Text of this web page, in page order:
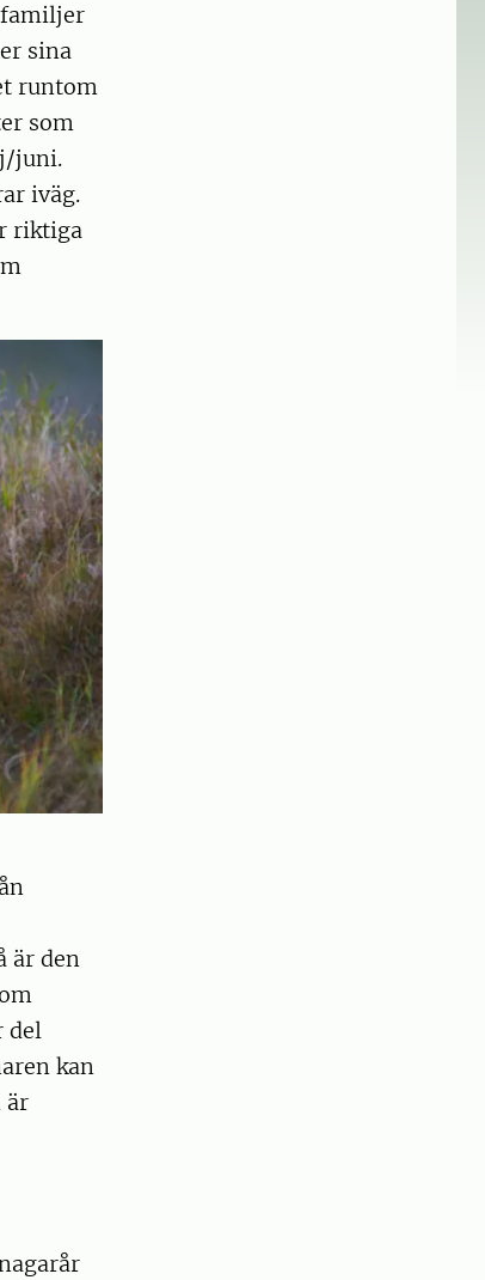
familjer
sina
runtom
som
juni.
iväg.
riktiga
är den
del
kan
är